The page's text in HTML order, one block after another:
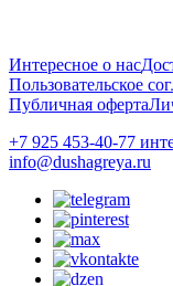
Интересное о нас
Пользовательское
Публичная оферта
+7 925 453-40-77
info@dushagreya.ru